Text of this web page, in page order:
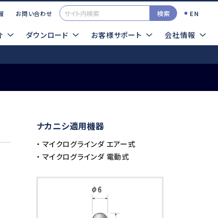
お問い合わせ 検索 EN
ダウンロード お客様サポート 会社情報
クログラインダTOP
検索する
超音波
ソニックカッターZERO
覧 カタログ
サイトマップ
ナカニシ適用機器
・ マイクログラインダ エアー式
・ マイクログラインダ 電動式